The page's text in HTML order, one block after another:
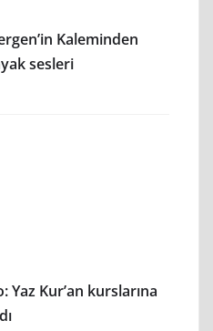
Kaleminden
sesleri
Kur’an kurslarına